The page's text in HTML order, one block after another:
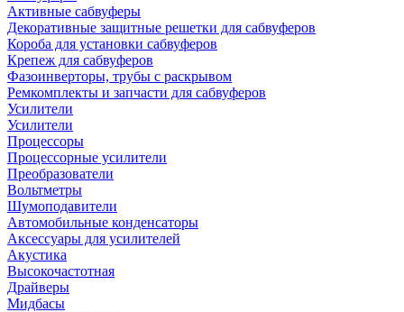
Активные сабвуферы
Декоративные защитные решетки для сабвуферов
Короба для установки сабвуферов
Крепеж для сабвуферов
Фазоинверторы, трубы с раскрывом
Ремкомплекты и запчасти для сабвуферов
Усилители
Усилители
Процессоры
Процессорные усилители
Преобразователи
Вольтметры
Шумоподавители
Автомобильные конденсаторы
Аксессуары для усилителей
Акустика
Высокочастотная
Драйверы
Мидбасы